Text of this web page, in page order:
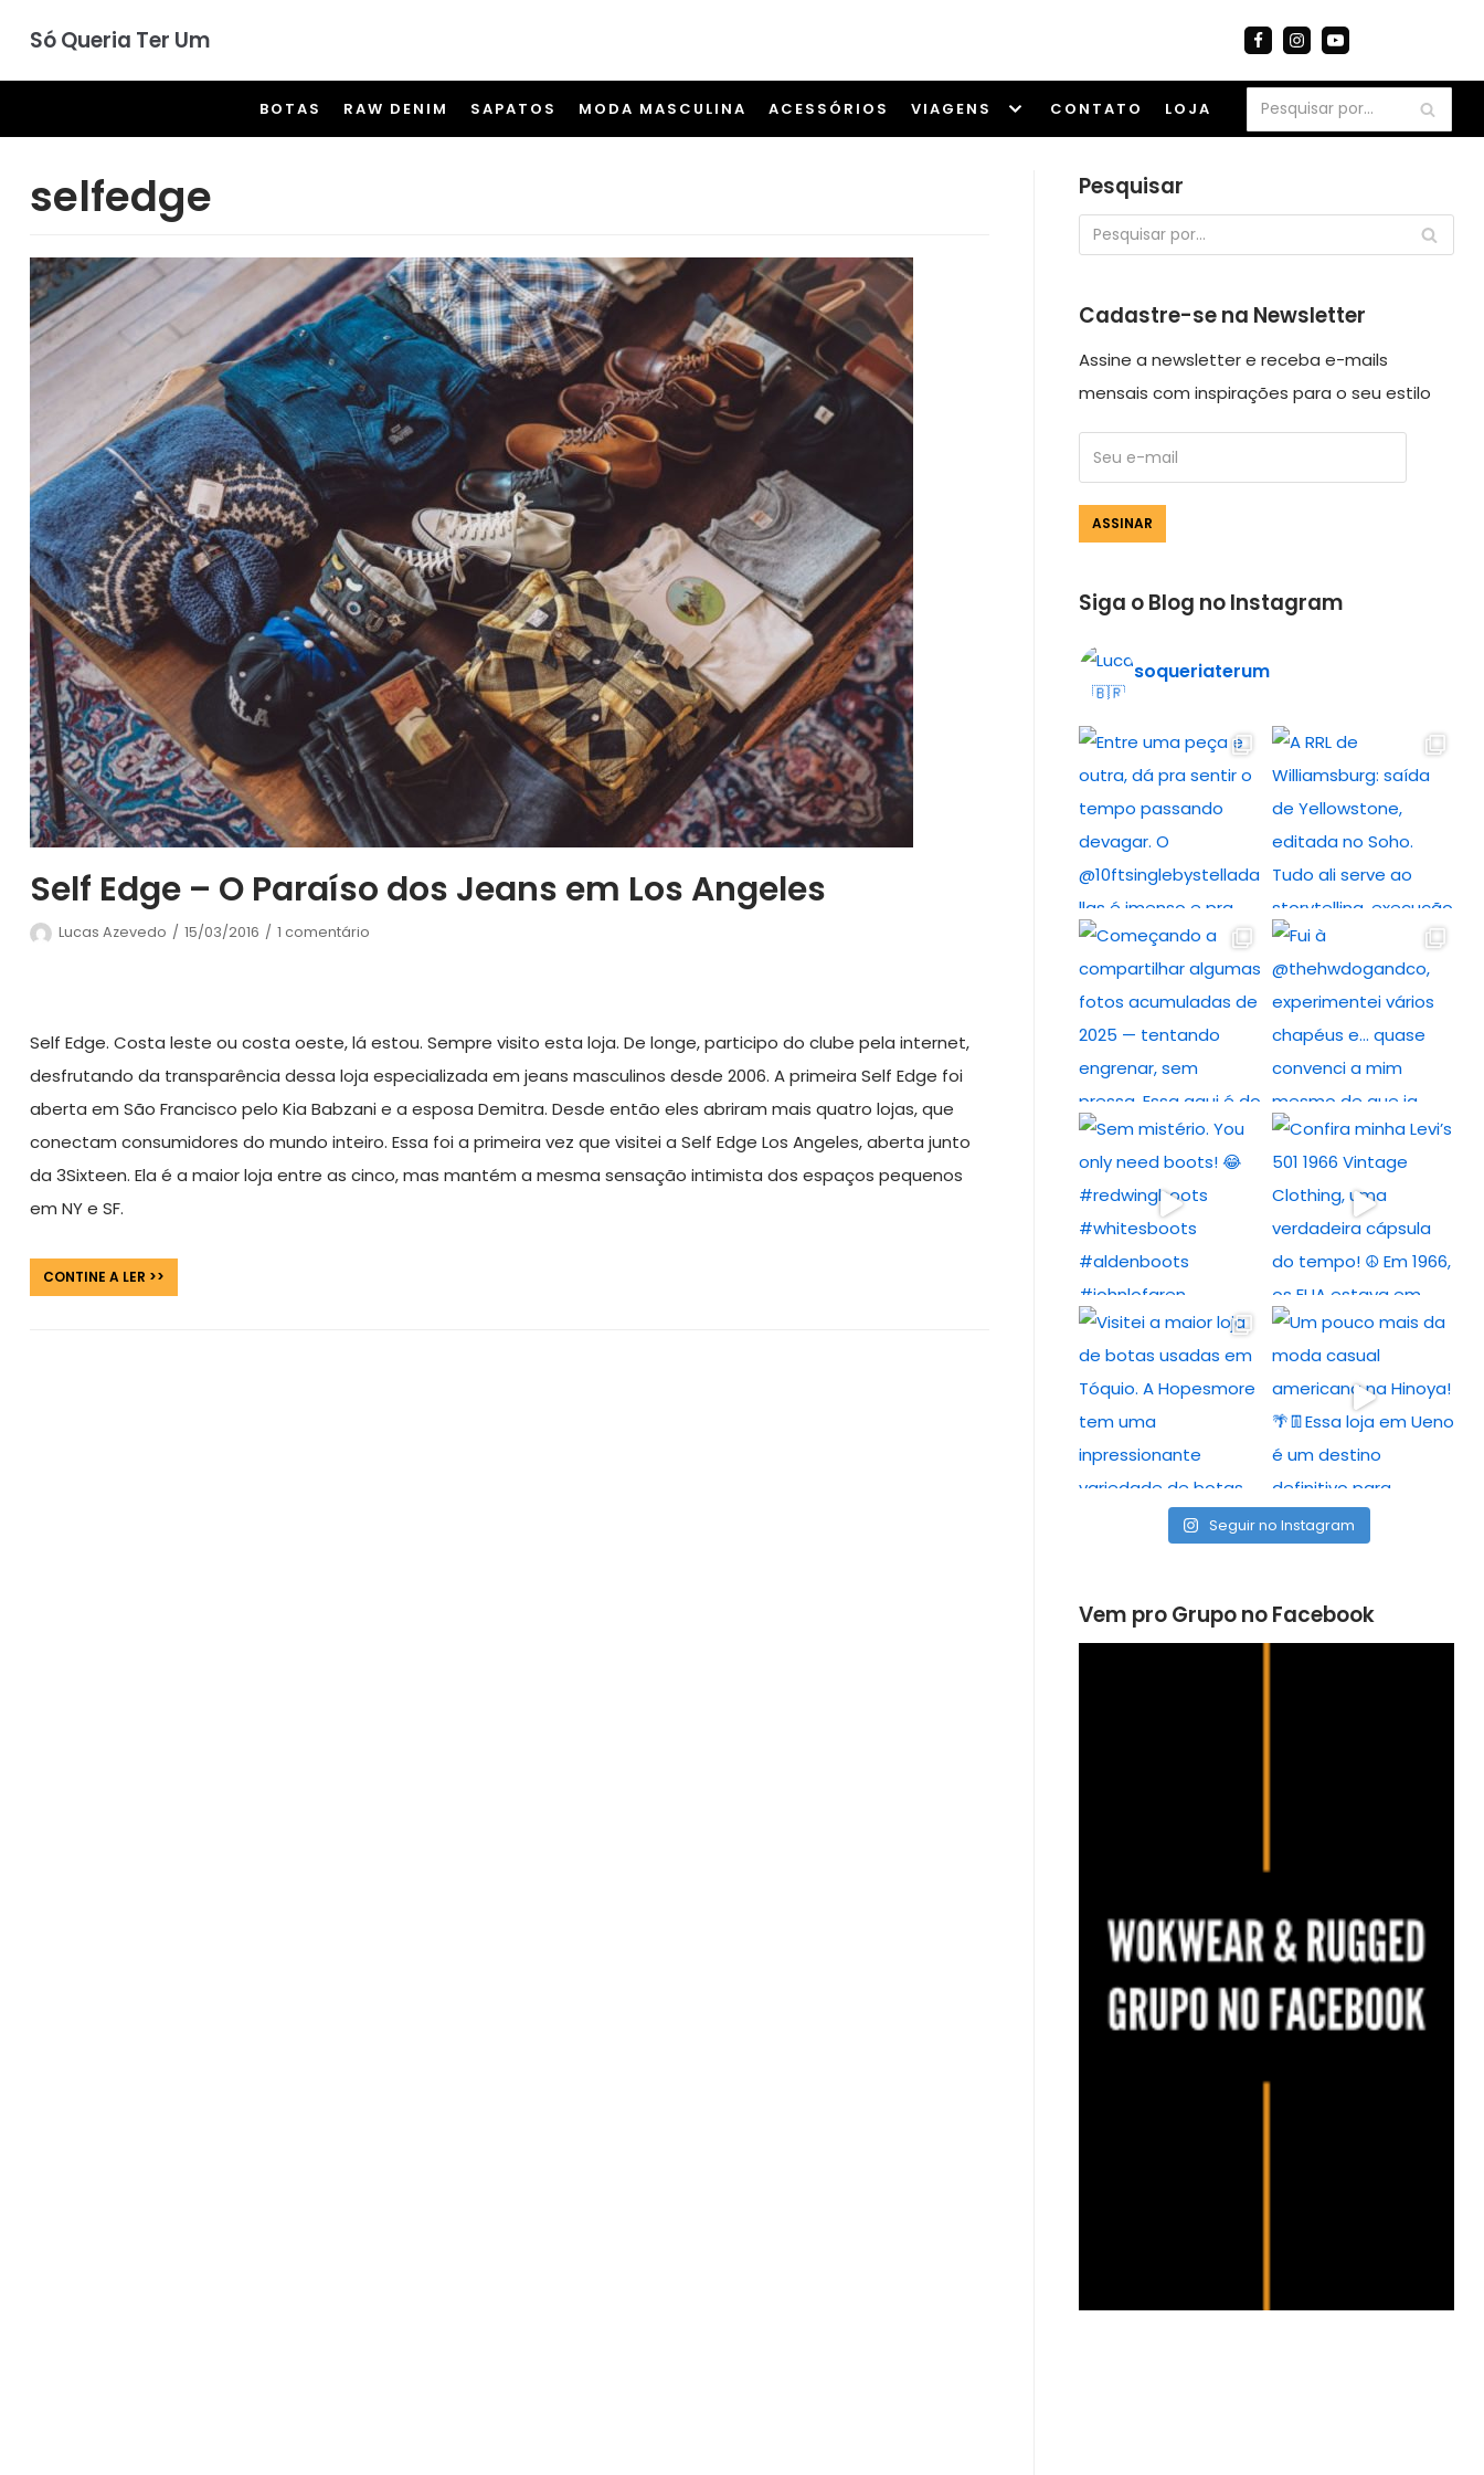
Pular
Só Queria Ter Um
BOTAS RAW DENIM SAPATOS MODA MASCULINA ACESSÓRIOS VIAGENS CONTATO LOJA
selfedge
Self Edge – O Paraíso dos Jeans em Los Angeles
Lucas Azevedo 15/03/2016 1 comentário
Self Edge. Costa leste ou costa oeste, lá estou. Sempre visito esta loja. De longe, participo do clube pela internet,
desfrutando da transparência dessa loja especializada em jeans masculinos desde 2006. A primeira Self Edge foi
aberta em São Francisco pelo Kia Babzani e a esposa Demitra. Desde então eles abriram mais quatro lojas, que
conectam consumidores do mundo inteiro. Essa foi a primeira vez que visitei a Self Edge Los Angeles, aberta junto
da 3Sixteen. Ela é a maior loja entre as cinco, mas mantém a mesma sensação intimista dos espaços pequenos
em NY e SF.
CONTINE A LER >>
Pesquisar
Cadastre-se na Newsletter
Assine a newsletter e receba e-mails
mensais com inspirações para o seu estilo
Siga o Blog no Instagram
soqueriaterum
Seguir no Instagram
Vem pro Grupo no Facebook